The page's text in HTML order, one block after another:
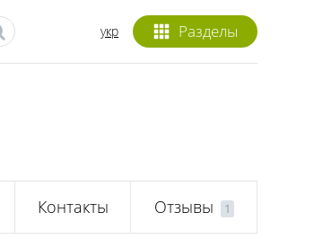
Разделы
укр
Контакты Отзывы 1